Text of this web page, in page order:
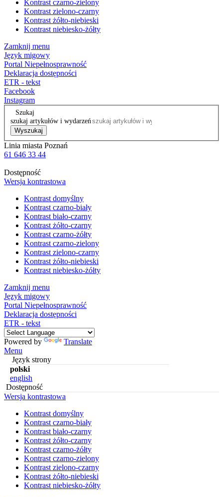
Kontrast czarno-zielony
Kontrast zielono-czarny
Kontrast żółto-niebieski
Kontrast niebiesko-żółty
Zamknij menu
Język migowy
Portal Niepełnosprawność
Deklaracja dostępności
ETR - tekst
Facebook
Instagram
Szukaj
szukaj artykułów i wydarzeń
Wyszukaj
Linia miasta Poznań
61 646 33 44
Dostępność
Wersja kontrastowa
Kontrast domyślny
Kontrast czarno-biały
Kontrast biało-czarny
Kontrast żółto-czarny
Kontrast czarno-żółty
Kontrast czarno-zielony
Kontrast zielono-czarny
Kontrast żółto-niebieski
Kontrast niebiesko-żółty
Zamknij menu
Język migowy
Portal Niepełnosprawność
Deklaracja dostępności
ETR - tekst
Powered by
Translate
Menu
Język strony
polski
english
Dostępność
Wersja kontrastowa
Kontrast domyślny
Kontrast czarno-biały
Kontrast biało-czarny
Kontrast żółto-czarny
Kontrast czarno-żółty
Kontrast czarno-zielony
Kontrast zielono-czarny
Kontrast żółto-niebieski
Kontrast niebiesko-żółty